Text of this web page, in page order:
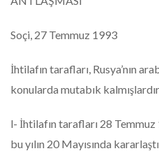
Soçi, 27 Temmuz 1993
İhtilafın tarafları, Rusya’nın
konularda mutabık
l- İhtilafın tarafları 28
bu yılın 20 Mayısında